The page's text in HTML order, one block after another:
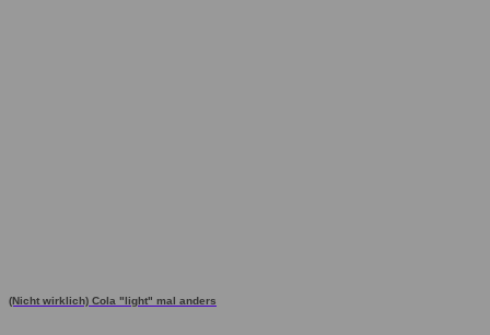
(Nicht wirklich) Cola "light" mal anders